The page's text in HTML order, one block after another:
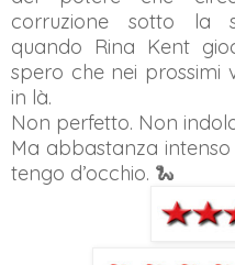
corruzione sotto la
quando Rina Kent
spero che nei prossimi
in là.
Non perfetto. Non
Ma abbastanza
tengo d’occhio. 🐍